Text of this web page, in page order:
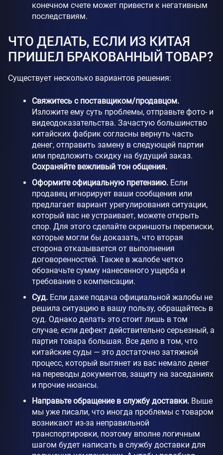
конечном счете может привести к негативным
последствиям.
ЧТО ДЕЛАТЬ, ЕСЛИ ИЗ КИТАЯ
ПРИШЕЛ БРАКОВАННЫЙ ТОВАР?
Существует несколько вариантов решения:
Свяжитесь с поставщиком/продавцом.
Изложите ему суть проблемы, отправьте фото- и
видеодоказательства. Зачастую большинство
китайских фабрик согласны вернуть часть
денег, отправить замену в следующей партии
или предложить скидку на будущий заказ.
Сохраняйте вежливый тон общения.
Оформите официальную претензию. Если
продавец игнорирует ваши сообщения или
предлагает вариант урегулирования ситуации,
который вас не устраивает, можете открыть
спор. Для этого сделайте скриншоты переписки,
которые могли бы доказать, что вторая
сторона отказывается от выполнения
договоренностей. Также в жалобе четко
обозначьте сумму нанесенного ущерба и
требование о компенсации.
Суд. Если даже подача официальной жалобы не
решила ситуацию в вашу пользу, обращайтесь в
суд. Однако делать это стоит лишь в том
случае, если дефект действительно серьезный, а
партия товара большая. Все дело в том, что
китайские суды — это достаточно затяжной
процесс, который вытянет из вас немало денег
на переводы документов, защиту на заседаниях
и прочие нюансы.
Направьте обращение в службу доставки. Выше
мы уже писали, что иногда проблемы с товаром
возникают из-за неправильной
транспортировки, поэтому вполне логичным
шагом будет написать в службу доставки для